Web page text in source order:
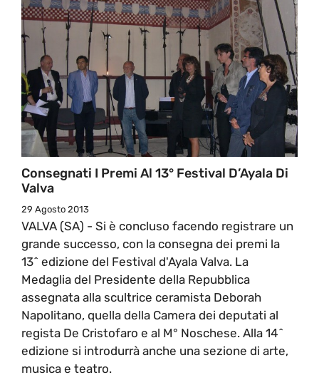
Consegnati I Premi Al 13° Festival D’Ayala Di
Valva
29 Agosto 2013
VALVA (SA) - Si è concluso facendo registrare un
grande successo, con la consegna dei premi la
13^ edizione del Festival d'Ayala Valva. La
Medaglia del Presidente della Repubblica
assegnata alla scultrice ceramista Deborah
Napolitano, quella della Camera dei deputati al
regista De Cristofaro e al M° Noschese. Alla 14^
edizione si introdurrà anche una sezione di arte,
musica e teatro.